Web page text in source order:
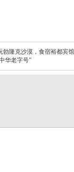
隆克沙漠，食宿裕都宾馆
华老字号”